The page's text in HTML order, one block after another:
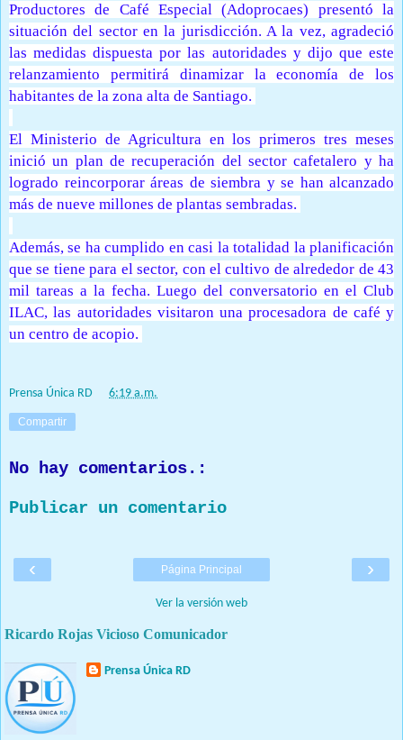
Productores de Café Especial (Adoprocaes) presentó la
situación del sector en la jurisdicción. A la vez, agradeció
las medidas dispuesta por las autoridades y dijo que este
relanzamiento permitirá dinamizar la economía de los
habitantes de la zona alta de Santiago.
El Ministerio de Agricultura en los primeros tres meses
inició un plan de recuperación del sector cafetalero y ha
logrado reincorporar áreas de siembra y se han alcanzado
más de nueve millones de plantas sembradas.
Además, se ha cumplido en casi la totalidad la planificación
que se tiene para el sector, con el cultivo de alrededor de 43
mil tareas a la fecha. Luego del conversatorio en el Club
ILAC, las autoridades visitaron una procesadora de café y
un centro de acopio.
Prensa Única RD 6:19 a.m.
Compartir
No hay comentarios.:
Publicar un comentario
‹ ›
Página Principal
Ver la versión web
Ricardo Rojas Vicioso Comunicador
Prensa Única RD